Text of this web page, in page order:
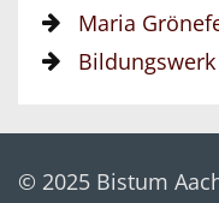
Maria
Bildungswerk
© 2025 Bistum